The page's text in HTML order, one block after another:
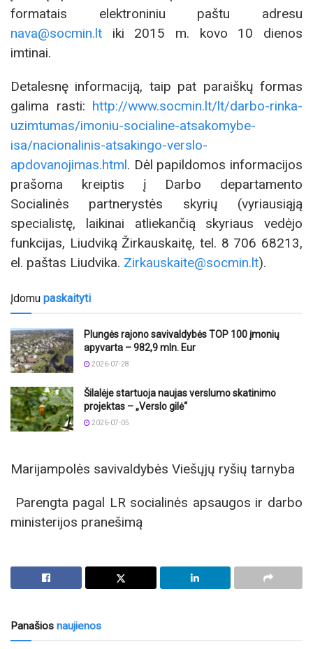
formatais elektroniniu paštu adresu
nava@socmin.lt iki 2015 m. kovo 10 dienos
imtinai.
Detalesnę informaciją, taip pat paraiškų formas
galima rasti: http://www.socmin.lt/lt/darbo-rinka-
uzimtumas/imoniu-socialine-atsakomybe-
isa/nacionalinis-atsakingo-verslo-
apdovanojimas.html. Dėl papildomos informacijos
prašoma kreiptis į Darbo departamento
Socialinės partnerystės skyrių (vyriausiąją
specialistę, laikinai atliekančią skyriaus vedėjo
funkcijas, Liudviką Žirkauskaitę, tel. 8 706 68213,
el. paštas Liudvika. Zirkauskaite@socmin.lt).
Įdomu paskaityti
Plungės rajono savivaldybės TOP 100 įmonių
apyvarta – 982,9 mln. Eur
2026-07-28
Šilalėje startuoja naujas verslumo skatinimo
projektas – „Verslo gilė“
2026-07-05
Marijampolės savivaldybės Viešųjų ryšių tarnyba
Parengta pagal LR socialinės apsaugos ir darbo
ministerijos pranešimą
Panašios naujienos